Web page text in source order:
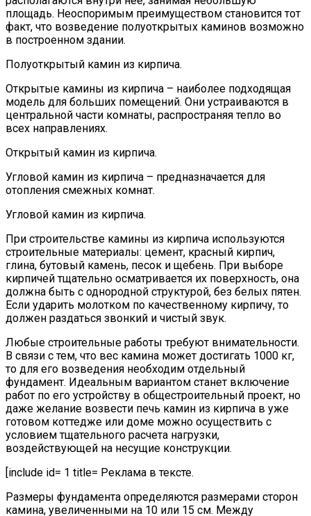
площадь. Неоспоримым преимуществом становится тот
факт, что возведение полуоткрытых каминов возможно
в построенном здании.
Полуоткрытый камин из кирпича.
Открытые камины из кирпича – наиболее подходящая
модель для больших помещений. Они устраиваются в
центральной части комнаты, распространяя тепло во
всех направлениях.
Открытый камин из кирпича.
Угловой камин из кирпича – предназначается для
отопления смежных комнат.
Угловой камин из кирпича.
При строительстве камины из кирпича используются
строительные материалы: цемент, красный кирпич,
глина, бутовый камень, песок и щебень. При выборе
кирпичей тщательно осматривается их поверхность, она
должна быть с однородной структурой, без белых пятен.
Если ударить молотком по качественному кирпичу, то
должен раздаться звонкий и чистый звук.
Любые строительные работы требуют внимательности.
В связи с тем, что вес камина может достигать 1000 кг,
то для его возведения необходим отдельный
фундамент. Идеальным вариантом станет включение
работ по его устройству в общестроительный проект, но
даже желание возвести печь камин из кирпича в уже
готовом коттедже или доме можно осуществить с
условием тщательного расчета нагрузки,
воздействующей на несущие конструкции.
[include id= 1 title= Реклама в тексте.
Размеры фундамента определяются размерами сторон
камина, увеличенными на 10 или 15 см. Между